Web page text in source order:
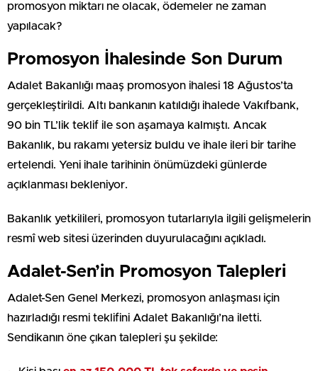
promosyon miktarı ne olacak, ödemeler ne zaman
yapılacak?
Promosyon İhalesinde Son Durum
Adalet Bakanlığı maaş promosyon ihalesi 18 Ağustos’ta
gerçekleştirildi. Altı bankanın katıldığı ihalede Vakıfbank,
90 bin TL’lik teklif ile son aşamaya kalmıştı. Ancak
Bakanlık, bu rakamı yetersiz buldu ve ihale ileri bir tarihe
ertelendi. Yeni ihale tarihinin önümüzdeki günlerde
açıklanması bekleniyor.
Bakanlık yetkilileri, promosyon tutarlarıyla ilgili gelişmelerin
resmî web sitesi üzerinden duyurulacağını açıkladı.
Adalet-Sen’in Promosyon Talepleri
Adalet-Sen Genel Merkezi, promosyon anlaşması için
hazırladığı resmi teklifini Adalet Bakanlığı’na iletti.
Sendikanın öne çıkan talepleri şu şekilde: